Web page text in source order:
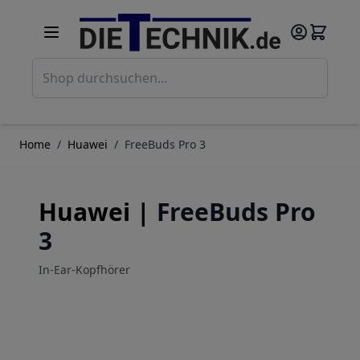
Home / Huawei / FreeBuds Pro 3
Huawei | FreeBuds Pro
3
In-Ear-Kopfhörer